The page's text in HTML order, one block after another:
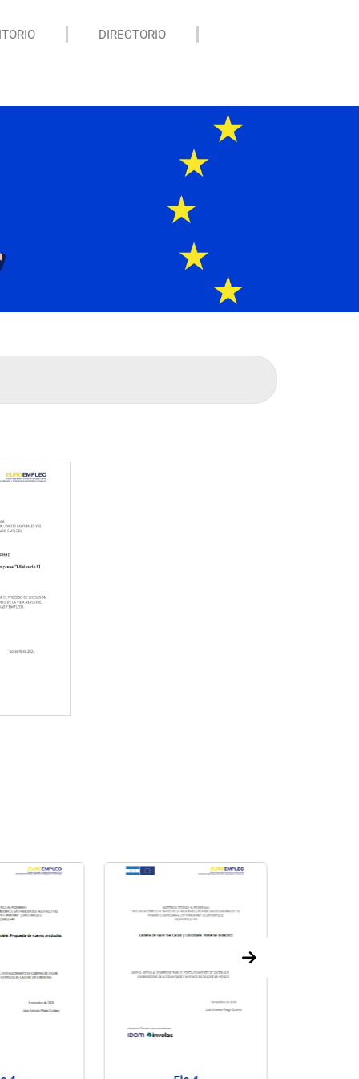
DIRECTORIO